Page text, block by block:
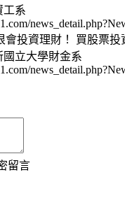
工系
會投資理財！ 買股票投
立大學財金系
留言